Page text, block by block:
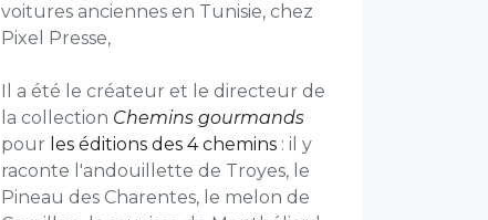
voitures anciennes en Tunisie, chez
Pixel Presse,
Il a été le créateur et le directeur de
la collection Chemins gourmands
pour les éditions des 4 chemins : il y
raconte l'andouillette de Troyes, le
Pineau des Charentes, le melon de